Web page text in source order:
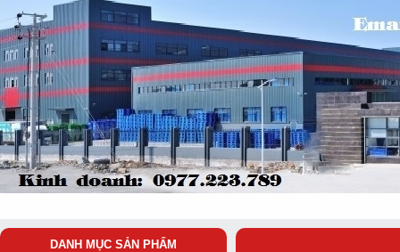
DANH MỤC SẢN PHẨM